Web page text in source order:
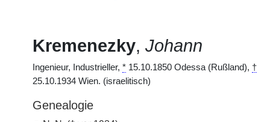
Kremenezky, Johann
Ingenieur, Industrieller, * 15.10.1850 Odessa (Rußland), †
25.10.1934 Wien. (israelitisch)
Genealogie